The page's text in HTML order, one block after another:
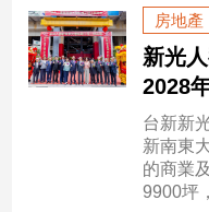
區
【我
的
房地產
新光
2028
台新新
新南東
的商業
9900坪